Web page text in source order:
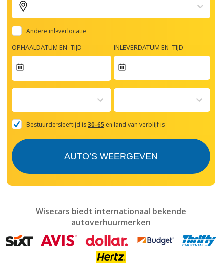
Andere inleverlocatie
OPHAALDATUM EN -TIJD
forward
with
the
and
mark
get
the
INLEVERDATUM EN -TIJD
Bestuurdersleeftijd is30-65 en land van verblijf is
AUTO’S WEERGEVEN
Wisecars biedt internationaal bekende
autoverhuurmerken